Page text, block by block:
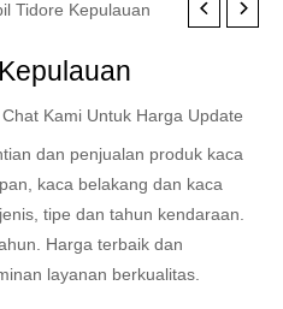
Tidore Kepulauan
Kami Untuk Harga Update
dan penjualan produk kaca
kaca belakang dan kaca
tipe dan tahun kendaraan.
Harga terbaik dan
layanan berkualitas.